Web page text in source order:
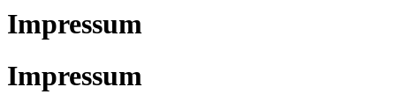
Impressum
Impressum